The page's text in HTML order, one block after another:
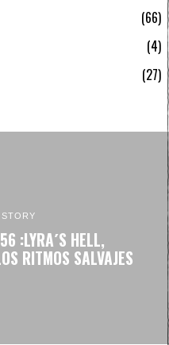
66
4
27
:LYRA´S HELL,
RITMOS SALVAJES